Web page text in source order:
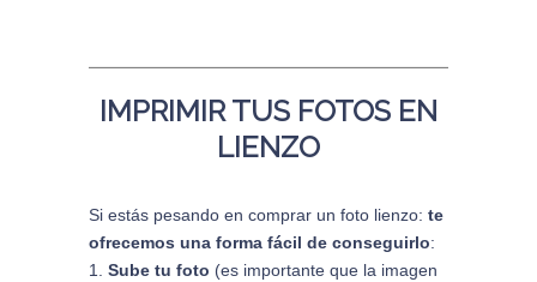
IMPRIMIR TUS FOTOS EN
LIENZO
Si estás pesando en comprar un foto lienzo: te
ofrecemos una forma fácil de conseguirlo:
Sube tu foto (es importante que la imagen